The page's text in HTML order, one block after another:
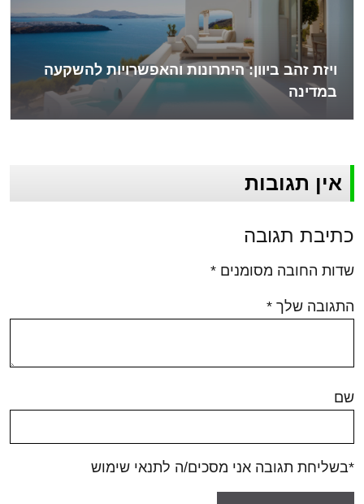
ויזת זהב ביוון: היתרונות והאפשרויות להשקעה
במדינה
אין תגובות
כתיבת תגובה
שדות החובה מסומנים *
התגובה שלך *
שם
*בשליחת תגובה אני מסכים/ה לתנאי שימוש